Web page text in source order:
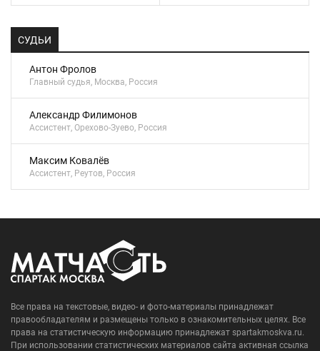
СУДЬИ
Антон Фролов
Главный судья, Москва, Россия
Александр Филимонов
Ассистент, Орехово-Зуево, Россия
Максим Ковалёв
Ассистент, Реутов, Россия
Все права на текстовые, видео- и фото-материалы принадлежат
правообладателям и размещены только в ознакомительных целях. Все
права на статистическую информацию принадлежат spartakmoskva.ru.
При использовании статистических материалов сайта активная ссылка